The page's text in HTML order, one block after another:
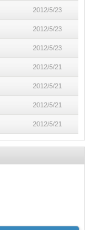
2012/5/23
2012/5/23
2012/5/23
2012/5/21
2012/5/21
2012/5/21
2012/5/21